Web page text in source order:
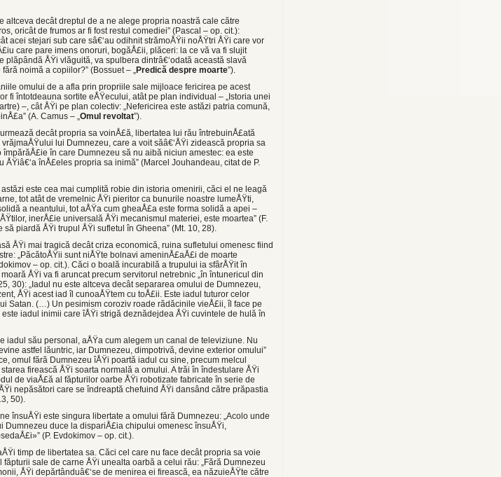
decât dreptul de a ne alege propria noastră cale către
oricât de frumos ar fi fost restul comediei” (Pascal – op. cit.):
acei stejari sub care sâ€‘au odihnit strămoÅŸii noÅŸtri ÅŸi care vor
care pare imens onoruri, bogăÅ£ii, plăceri: la ce vă va fi slujit
ÅŸi vlăguită, va spulbera dintrâ€‘odată această slavă
noimă a copiilor?” (Bossuet – „Predică despre moarte”).
omului de a afla prin propriile sale mijloace fericirea pe acest
fi întotdeauna sortite eÅŸecului, atât pe plan individual – „Istoria unei
–, cât ÅŸi pe plan colectiv: „Nefericirea este astăzi patria comună,
(A. Camus – „Omul revoltat”).
decât propria sa voinÅ£ă, libertatea lui rău întrebuinÅ£ată
lui Dumnezeu, care a voit săâ€‘ÅŸi zidească propria sa
în care Dumnezeu să nu aibă niciun amestec: ea este
înÅ£eles propria sa inimă” (Marcel Jouhandeau, citat de P.
este cea mai cumplită robie din istoria omenirii, căci el ne leagă
tot atât de vremelnic ÅŸi pieritor ca bunurile noastre lumeÅŸti,
a neantului, tot aÅŸa cum gheaÅ£a este forma solidă a apei –
inerÅ£ie universală ÅŸi mecanismul materiei, este moartea” (F.
piardă ÅŸi trupul ÅŸi sufletul în Gheena” (Mt. 10, 28).
ÅŸi mai tragică decât criza economică, ruina sufletului omenesc fiind
„PăcătoÅŸii sunt niÅŸte bolnavi ameninÅ£aÅ£i de moarte
– op. cit.). Căci o boală incurabilă a trupului ia sfârÅŸit în
ÅŸi va fi aruncat precum servitorul netrebnic „în întunericul din
30): „Iadul nu este altceva decât separarea omului de Dumnezeu,
ÅŸi acest iad îl cunoaÅŸtem cu toÅ£ii. Este iadul tuturor celor
Satan. (…) Un pesimism coroziv roade rădăcinile vieÅ£ii, îl face pe
iadul inimii care îÅŸi strigă deznădejdea ÅŸi cuvintele de hulă în
iadul său personal, aÅŸa cum alegem un canal de televiziune. Nu
astfel lăuntric, iar Dumnezeu, dimpotrivă, devine exterior omului”
omul fără Dumnezeu îÅŸi poartă iadul cu sine, precum melcul
firească ÅŸi soarta normală a omului. A trăi în îndestulare ÅŸi
de viaÅ£ă al făpturilor oarbe ÅŸi robotizate fabricate în serie de
nepăsători care se îndreaptă chefuind ÅŸi dansând către prăpastia
50).
însuÅŸi este singura libertate a omului fără Dumnezeu: „Acolo unde
Dumnezeu duce la dispariÅ£ia chipului omenesc însuÅŸi,
(P. Evdokimov – op. cit.).
timp de libertatea sa. Căci cel care nu face decât propria sa voie
sale de carne ÅŸi unealta oarbă a celui rău: „Fără Dumnezeu
ÅŸi depărtânduâ€‘se de menirea ei firească, ea năzuieÅŸte către